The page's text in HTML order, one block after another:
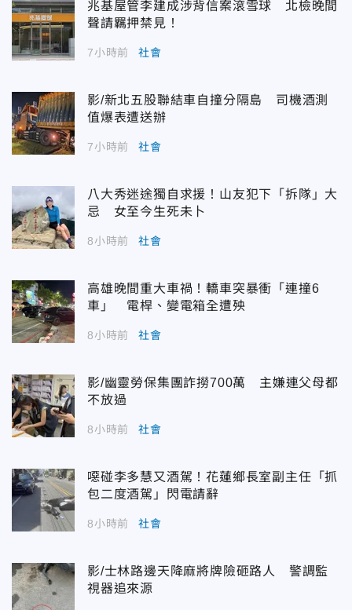
兆基屋管李建成涉背信案滾雪球 北檢晚間
聲請羈押禁見！
7小時前 社會
影/新北五股聯結車自撞分隔島 司機酒測
值爆表遭送辦
7小時前 社會
八大秀迷途獨自求援！山友犯下「拆隊」大
忌 女至今生死未卜
8小時前 社會
高雄晚間重大車禍！轎車突暴衝「連撞6
車」 電桿、變電箱全遭殃
8小時前 社會
影/幽靈勞保集團詐撈700萬 主嫌連父母都
不放過
8小時前 社會
噁碰李多慧又酒駕！花蓮鄉長室副主任「抓
包二度酒駕」閃電請辭
8小時前 社會
影/士林路邊天降麻將牌險砸路人 警調監
視器追來源